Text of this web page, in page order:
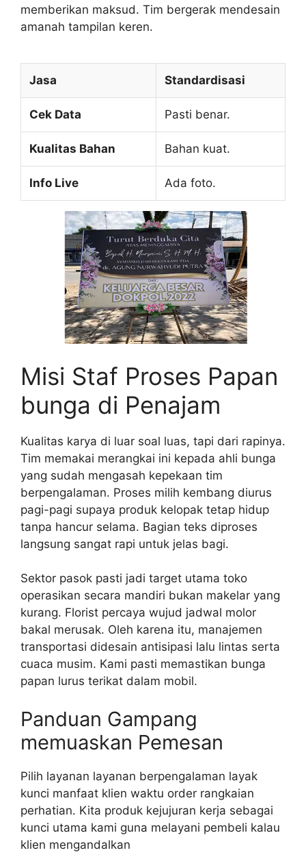
memberikan maksud. Tim bergerak mendesain
amanah tampilan keren.
Jasa Standardisasi
Cek Data Pasti benar.
Kualitas Bahan Bahan kuat.
Info Live Ada foto.
Misi Staf Proses Papan
bunga di Penajam
Kualitas karya di luar soal luas, tapi dari rapinya.
Tim memakai merangkai ini kepada ahli bunga
yang sudah mengasah kepekaan tim
berpengalaman. Proses milih kembang diurus
pagi-pagi supaya produk kelopak tetap hidup
tanpa hancur selama. Bagian teks diproses
langsung sangat rapi untuk jelas bagi.
Sektor pasok pasti jadi target utama toko
operasikan secara mandiri bukan makelar yang
kurang. Florist percaya wujud jadwal molor
bakal merusak. Oleh karena itu, manajemen
transportasi didesain antisipasi lalu lintas serta
cuaca musim. Kami pasti memastikan bunga
papan lurus terikat dalam mobil.
Panduan Gampang
memuaskan Pemesan
Pilih layanan layanan berpengalaman layak
kunci manfaat klien waktu order rangkaian
perhatian. Kita produk kejujuran kerja sebagai
kunci utama kami guna melayani pembeli kalau
klien mengandalkan